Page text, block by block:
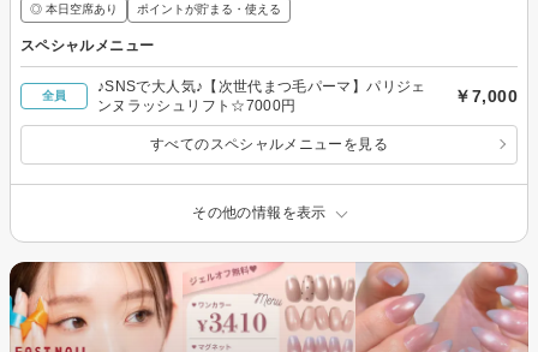
◎ 本日空席あり ポイントが貯まる・使える
スペシャルメニュー
全員
♪SNSで大人気♪【次世代まつ毛パーマ】パリジェ
ンヌラッシュリフト☆7000円
￥7,000
すべてのスペシャルメニューを見る
その他の情報を表示